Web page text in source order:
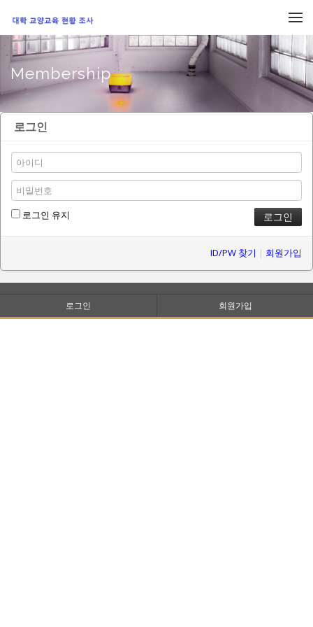
Membership
로그인
로그인 유지
ID/PW 찾기 | 회원가입
로그인 회원가입